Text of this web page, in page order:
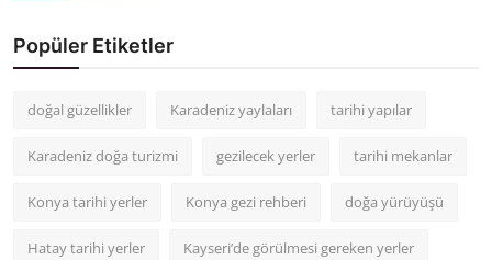
Popüler Etiketler
doğal güzellikler Karadeniz yaylaları tarihi yapılar
Karadeniz doğa turizmi gezilecek yerler tarihi mekanlar
Konya tarihi yerler Konya gezi rehberi doğa yürüyüşü
Hatay tarihi yerler Kayseri’de görülmesi gereken yerler